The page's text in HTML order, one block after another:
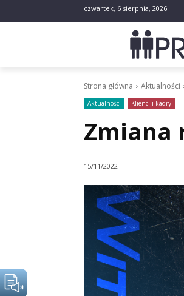
czwartek, 6 sierpnia, 2026
Strona główna Aktualności
Aktualności Klienci i kadry
Zmiana
15/11/2022